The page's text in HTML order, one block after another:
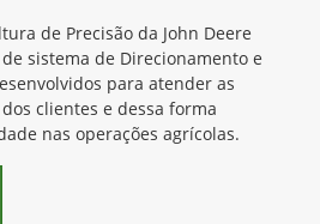
de Precisão da John Deere
sistema de Direcionamento e
para atender as
clientes e dessa forma
nas operações agrícolas.